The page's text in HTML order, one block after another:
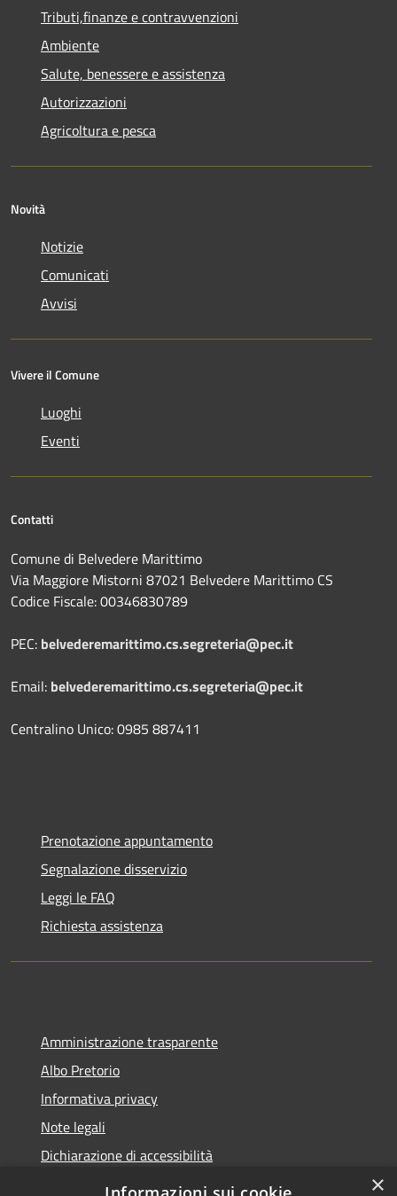
Tributi,finanze e contravvenzioni
Ambiente
Salute, benessere e assistenza
Autorizzazioni
Agricoltura e pesca
Novità
Notizie
Comunicati
Avvisi
Vivere il Comune
Luoghi
Eventi
Contatti
Comune di Belvedere Marittimo
Via Maggiore Mistorni 87021 Belvedere Marittimo CS
Codice Fiscale: 00346830789
PEC: belvederemarittimo.cs.segreteria@pec.it
Email: belvederemarittimo.cs.segreteria@pec.it
Centralino Unico: 0985 887411
Prenotazione appuntamento
Segnalazione disservizio
Leggi le FAQ
Richiesta assistenza
Amministrazione trasparente
Albo Pretorio
Informativa privacy
Note legali
Dichiarazione di accessibilità
×